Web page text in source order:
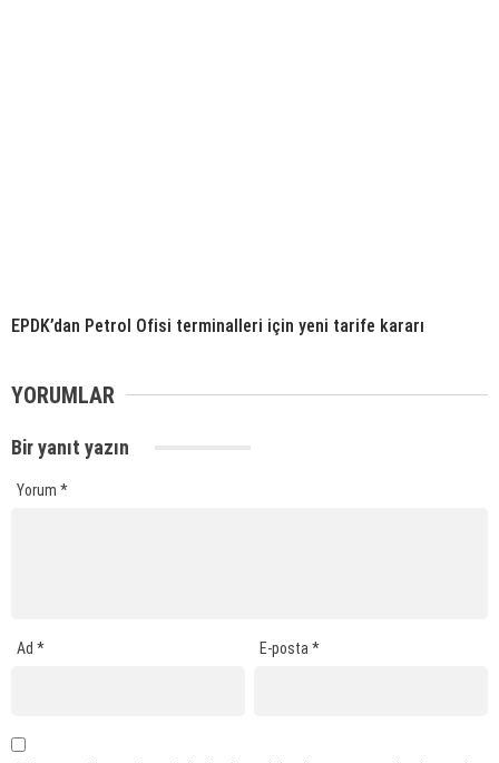
EPDK’dan Petrol Ofisi terminalleri için yeni tarife kararı
YORUMLAR
Bir yanıt yazın
Yorum *
Ad * E-posta*